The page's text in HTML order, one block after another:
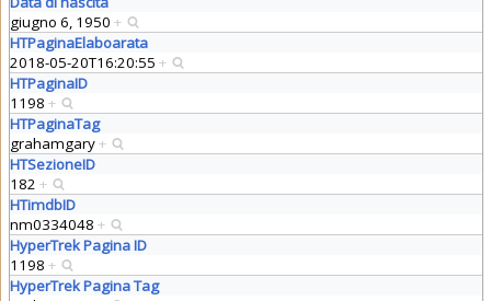
giugno 6, 1950 +
HTPaginaElaboarata
2018-05-20T16:20:55 +
HTPaginaID
1198 +
HTPaginaTag
grahamgary+
HTSezioneID
182 +
HTimdbID
nm0334048 +
HyperTrek Pagina ID
1198 +
HyperTrek Pagina Tag